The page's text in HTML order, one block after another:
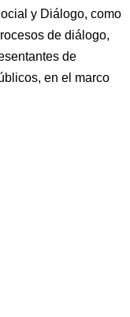
y Diálogo, como
de diálogo,
de
en el marco